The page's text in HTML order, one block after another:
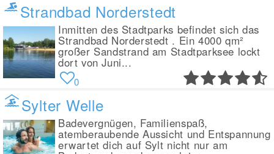
Strandbad Norderstedt
Inmitten des Stadtparks befindet sich das
Strandbad Norderstedt . Ein 4000 qm²
großer Sandstrand am Stadtparksee lockt
dort von Juni...
0
Sylter Welle
Badevergnügen, Familienspaß,
atemberaubende Aussicht und Entspannung
erwartet dich auf Sylt nicht nur am